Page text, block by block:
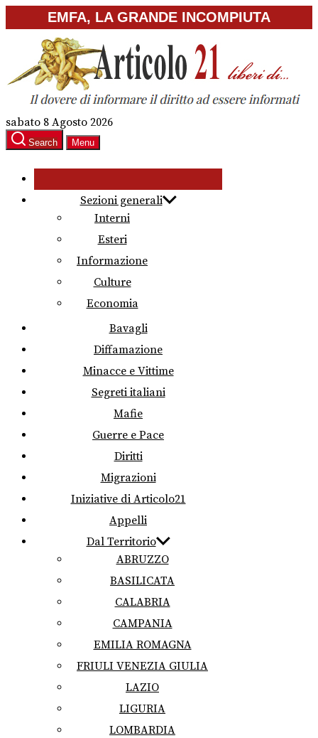
to
content
EMFA, LA GRANDE INCOMPIUTA
sabato 8 Agosto 2026
Search Menu
Sezioni generali
Interni
Esteri
Informazione
Culture
Economia
Bavagli
Diffamazione
Minacce e Vittime
Segreti italiani
Mafie
Guerre e Pace
Diritti
Migrazioni
Iniziative di Articolo21
Appelli
Dal Territorio
ABRUZZO
BASILICATA
CALABRIA
CAMPANIA
EMILIA ROMAGNA
FRIULI VENEZIA GIULIA
LAZIO
LIGURIA
LOMBARDIA